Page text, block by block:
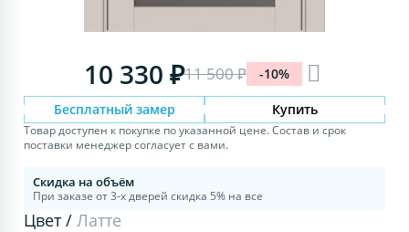
10 330 ₽11 500 ₽ -10%
Бесплатный замер Купить
Товар доступен к покупке по указанной цене. Состав и срок
поставки менеджер согласует с вами.
Скидка на объём
При заказе от 3-х дверей скидка 5% на все
Цвет /Латте